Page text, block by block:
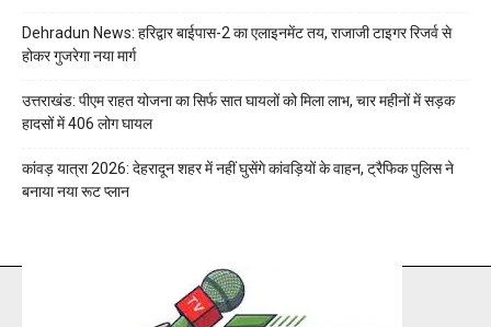
Dehradun News: हरिद्वार बाईपास-2 का एलाइनमेंट तय, राजाजी टाइगर रिजर्व से
होकर गुजरेगा नया मार्ग
उत्तराखंड: पीएम राहत योजना का सिर्फ सात घायलों को मिला लाभ, चार महीनों में सड़क
हादसों में 406 लोग घायल
कांवड़ यात्रा 2026: देहरादून शहर में नहीं घुसेंगे कांवड़ियों के वाहन, ट्रैफिक पुलिस ने
बनाया नया रूट प्लान